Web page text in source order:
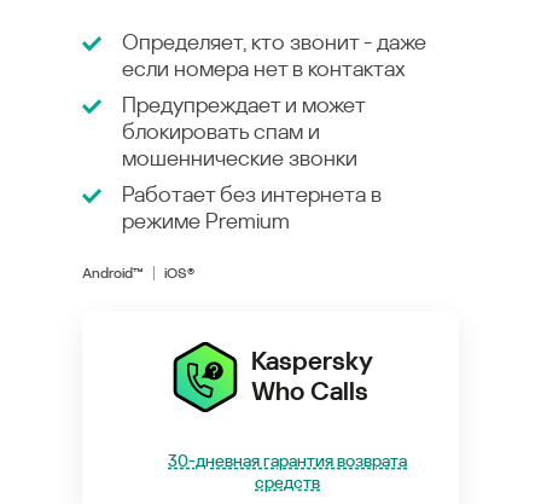
Определяет, кто звонит - даже
если номера нет в контактах
Предупреждает и может
блокировать спам и
мошеннические звонки
Работает без интернета в
режиме Premium
Android™ iOS®
Kaspersky
Who Calls
30-дневная гарантия возврата
средств